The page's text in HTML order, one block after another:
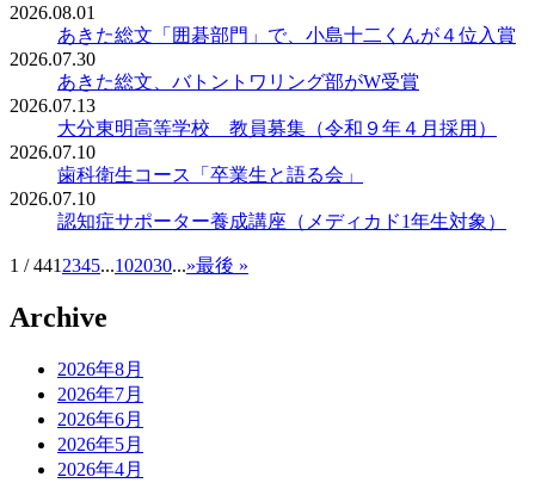
2026.08.01
あきた総文「囲碁部門」で、小島十二くんが４位入賞
2026.07.30
あきた総文、バトントワリング部がW受賞
2026.07.13
大分東明高等学校 教員募集（令和９年４月採用）
2026.07.10
歯科衛生コース「卒業生と語る会」
2026.07.10
認知症サポーター養成講座（メディカド1年生対象）
1 / 441 2345...102030...»最後 »
Archive
2026年8月
2026年7月
2026年6月
2026年5月
2026年4月